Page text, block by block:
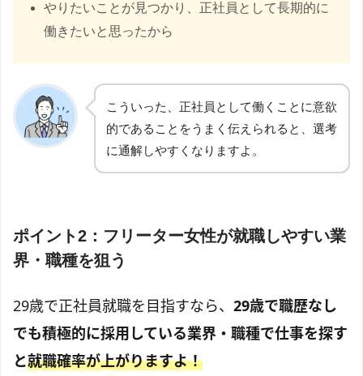
やりたいことが見つかり、正社員として長期的に
働きたいと思ったから
こういった、正社員として働くことに意欲
的であることをうまく伝えられると、選考
に通解しやすくなりますよ。
ポイント2：フリーター女性が就職しやすい業
界・職種を狙う
29歳で正社員就職を目指すなら、 29歳で職歴なし
でも積極的に採用している業界・職種で仕事を探す
と就職確率が上がりますよ！